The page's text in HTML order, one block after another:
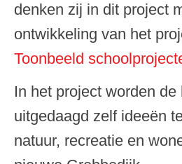
denken zij in dit project
ontwikkeling van het
Toonbeeld
In het project worden de
uitgedaagd zelf ideeën
natuur, recreatie en